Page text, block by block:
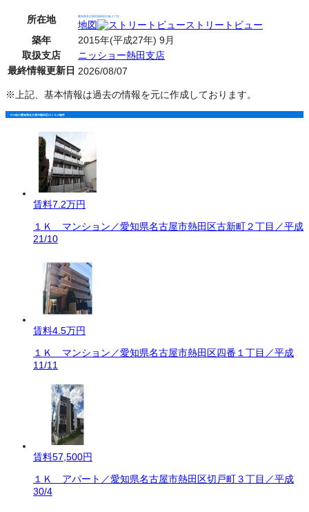
所在地 愛知県名古屋市熱田区白鳥２丁目
地図
ストリートビュー
築年
2015年(平成27年) 9月
取扱支店
ニッショー熱田支店
最終情報更新日 2026/08/07
※上記、基本情報は過去の情報を元に作成しております。
その他の愛知県名古屋市熱田区の１Ｋの物件
賃料7.2万円
１Ｋ マンション／愛知県名古屋市熱田区古新町２丁目／平成
21/10
賃料4.5万円
１Ｋ マンション／愛知県名古屋市熱田区四番１丁目／平成
11/11
賃料57,500円
１Ｋ アパート／愛知県名古屋市熱田区切戸町３丁目／平成
30/4